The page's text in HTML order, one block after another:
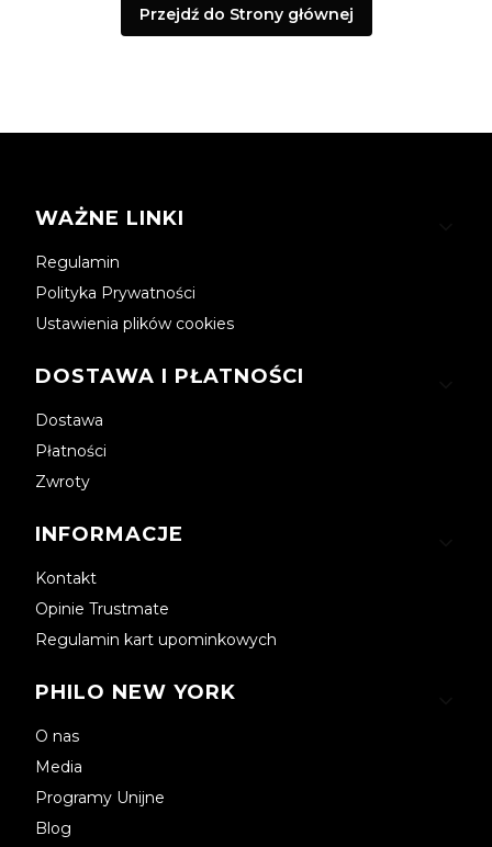
Przejdź do Strony głównej
Linki w stopce
WAŻNE LINKI
Regulamin
Polityka Prywatności
Ustawienia plików cookies
DOSTAWA I PŁATNOŚCI
Dostawa
Płatności
Zwroty
INFORMACJE
Kontakt
Opinie Trustmate
Regulamin kart upominkowych
PHILO NEW YORK
O nas
Media
Programy Unijne
Blog